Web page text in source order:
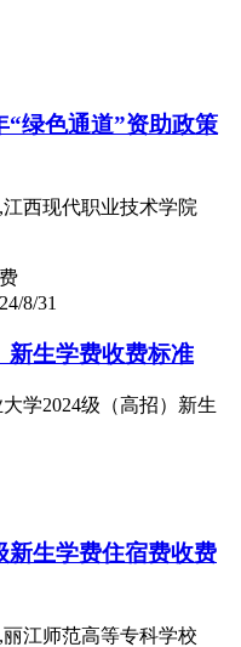
“绿色通道”资助政策
西现代职业技术学院
8/31
新生学费收费标准
学2024级（高招）新生
新生学费住宿费收费
江师范高等专科学校